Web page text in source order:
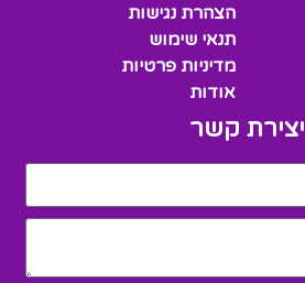
הצהרת נגישות
תנאי שימוש
מדיניות פרטיות
אודות
יצירת קשר